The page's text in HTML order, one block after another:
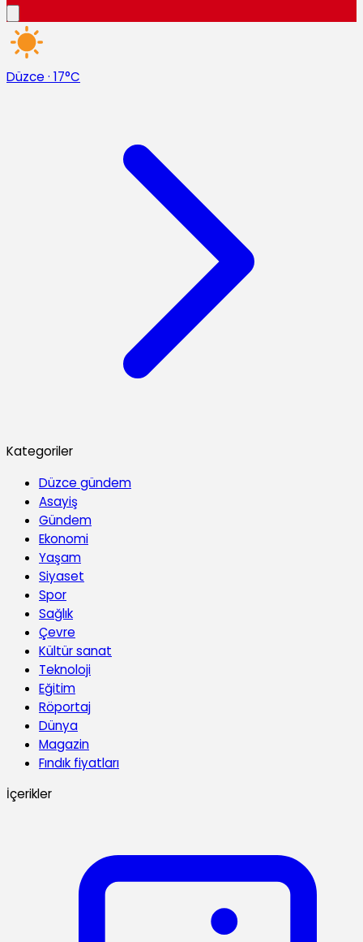
Düzce · 17°C
Kategoriler
Düzce gündem
Asayiş
Gündem
Ekonomi
Yaşam
Siyaset
Spor
Sağlık
Çevre
Kültür sanat
Teknoloji
Eğitim
Röportaj
Dünya
Magazin
Fındık fiyatları
İçerikler